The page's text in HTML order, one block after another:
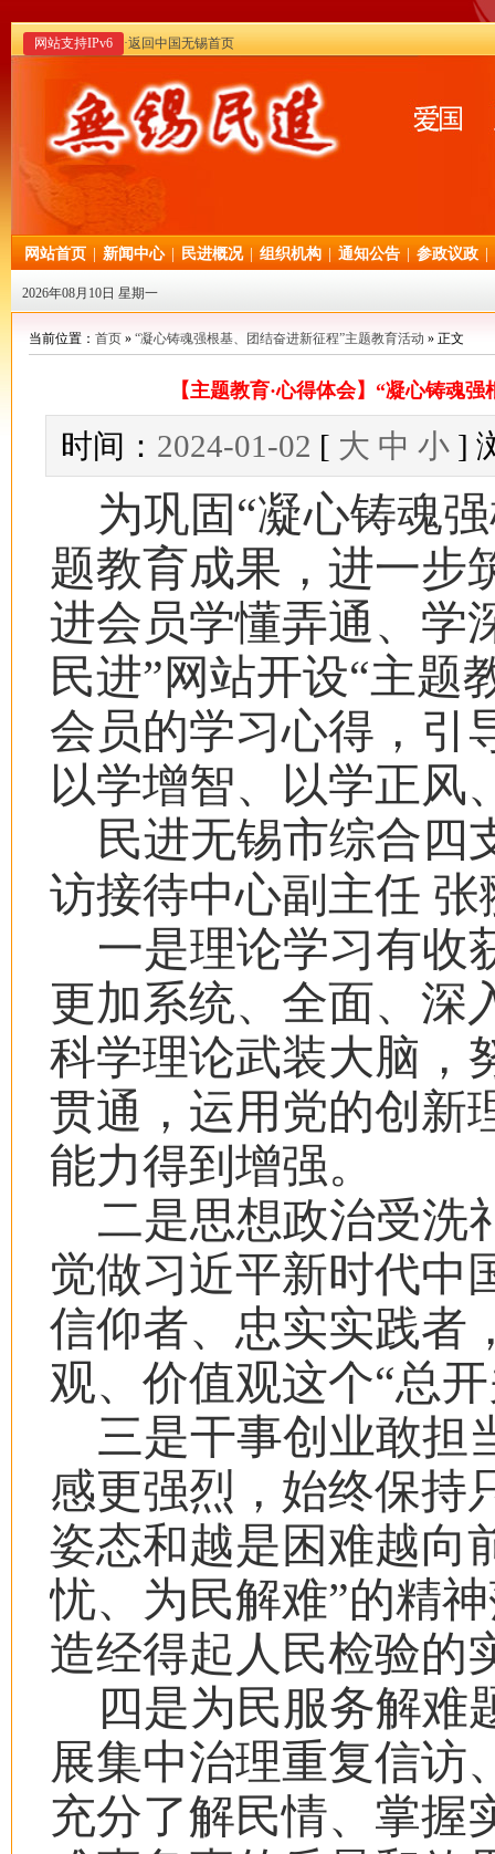
网站支持IPv6 ·返回中国无锡首页
网站首页 新闻中心 民进概况 组织机构 通知公告 参政议政
2026年08月10日 星期一
当前位置： 首页 » “凝心铸魂强根基、团结奋进新征程”主题教育活动 » 正文
【主题教育·心得体会】“凝心铸魂
时间： 2024-01-02 [ 大 中 小 ]
为巩固“凝心铸魂
题教育成果，进一步
进会员学懂弄通、学
民进”网站开设“主题
会员的学习心得，引
以学增智、以学正风
民进无锡市综合四
访接待中心副主任 张
一是理论学习有收
更加系统、全面、深
科学理论武装大脑，
贯通，运用党的创新
能力得到增强。
二是思想政治受洗
觉做习近平新时代中
信仰者、忠实实践者
观、价值观这个“总
三是干事创业敢担
感更强烈，始终保持
姿态和越是困难越向
忧、为民解难”的精
造经得起人民检验的
四是为民服务解难
展集中治理重复信访
充分了解民情、掌握